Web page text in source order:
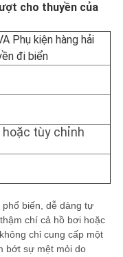
cho thuyền của
Phụ kiện hàng hải
đi biển
hoặc tùy chỉnh
phổ biến, dễ dàng tự
chí cả hồ bơi hoặc
chỉ cung cấp một
bớt sự mệt mỏi do